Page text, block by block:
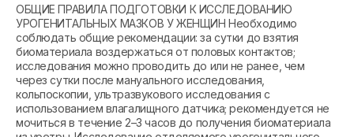
ОБЩИЕ ПРАВИЛА ПОДГОТОВКИ К ИССЛЕДОВАНИЮ
УРОГЕНИТАЛЬНЫХ МАЗКОВ У ЖЕНЩИН Необходимо
соблюдать общие рекомендации: за сутки до взятия
биоматериала воздержаться от половых контактов;
исследования можно проводить до или не ранее, чем
через сутки после мануального исследования,
кольпоскопии, ультразвукового исследования с
использованием влагалищного датчика; рекомендуется не
мочиться в течение 2–3 часов до получения биоматериала